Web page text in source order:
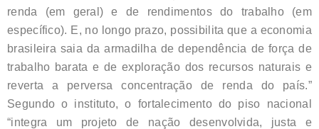
renda (em geral) e de rendimentos do trabalho (em
específico). E, no longo prazo, possibilita que a economia
brasileira saia da armadilha de dependência de força de
trabalho barata e de exploração dos recursos naturais e
reverta a perversa concentração de renda do país.”
Segundo o instituto, o fortalecimento do piso nacional
“integra um projeto de nação desenvolvida, justa e